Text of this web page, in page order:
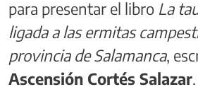
para presentar el libro La
ligada a las ermitas
provincia de Salamanca,
Ascensión Cortés Salazar.